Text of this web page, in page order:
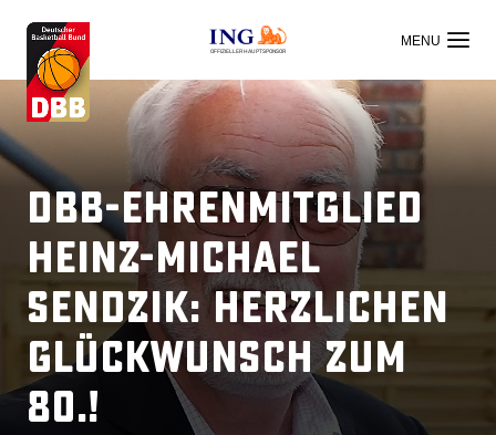
OFFIZIELLER HAUPTSPONSOR
DBB-Ehrenmitglied
Heinz-Michael
Sendzik: Herzlichen
Glückwunsch zum
80.!